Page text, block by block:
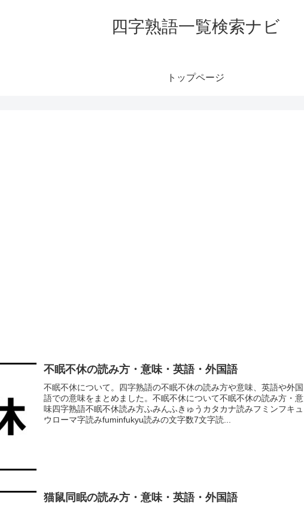
四字熟語一覧検索ナビ
トップページ
不眠不休の読み方・意味・英語・外国語
不眠不休について。四字熟語の不眠不休の読み方や意味、英語や外国
語での意味をまとめました。不眠不休について不眠不休の読み方・意
味四字熟語不眠不休読み方ふみんふきゅうカタカナ読みフミンフキュ
ウローマ字読みfuminfukyu読みの文字数7文字読...
猫鼠同眠の読み方・意味・英語・外国語